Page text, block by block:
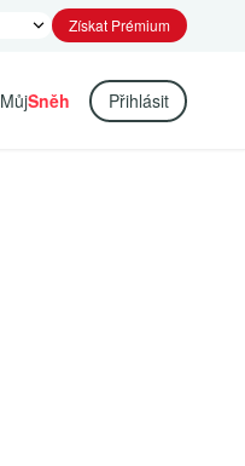
Získat Prémium
MůjSněh Přihlásit